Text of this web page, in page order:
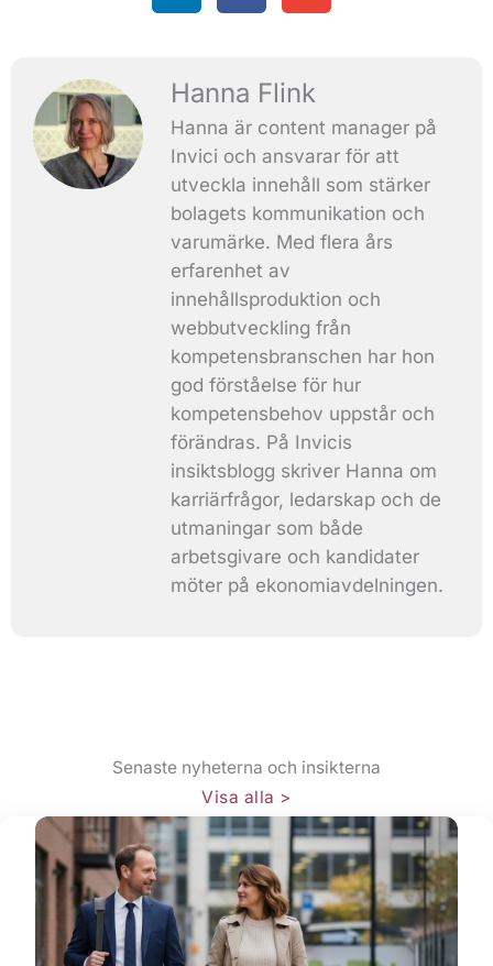
Hanna Flink
Hanna är content manager på
Invici och ansvarar för att
utveckla innehåll som stärker
bolagets kommunikation och
varumärke. Med flera års
erfarenhet av
innehållsproduktion och
webbutveckling från
kompetensbranschen har hon
god förståelse för hur
kompetensbehov uppstår och
förändras. På Invicis
insiktsblogg skriver Hanna om
karriärfrågor, ledarskap och de
utmaningar som både
arbetsgivare och kandidater
möter på ekonomiavdelningen.
Senaste nyheterna och insikterna​
Visa alla >